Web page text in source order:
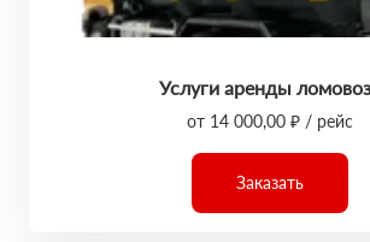
Услуги аренды
от 14 000,00 ₽ / рейс
Заказать